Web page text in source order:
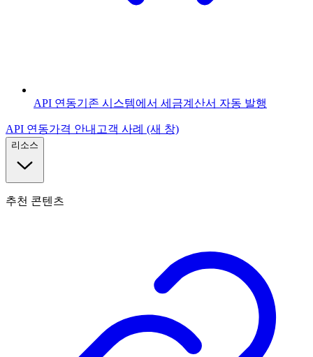
API 연동기존 시스템에서 세금계산서 자동 발행
API 연동가격 안내 고객 사례 (새 창)
리소스
추천 콘텐츠